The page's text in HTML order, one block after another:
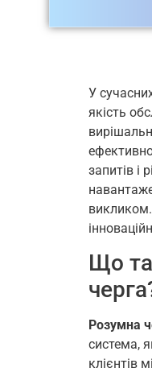
У
якість
запитів і
Що
Розумна
система,
клієнтів